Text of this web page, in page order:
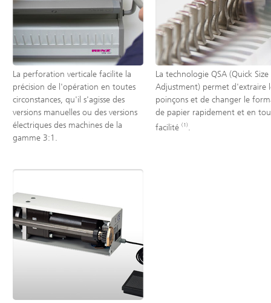
La perforation verticale facilite la
précision de l'opération en toutes
circonstances, qu'il s'agisse des
versions manuelles ou des versions
électriques des machines de la
gamme 3:1.
La technologie QSA (Quick Size
Adjustment) permet d'extraire
poinçons et de changer le
de papier rapidement et en
facilité (1)